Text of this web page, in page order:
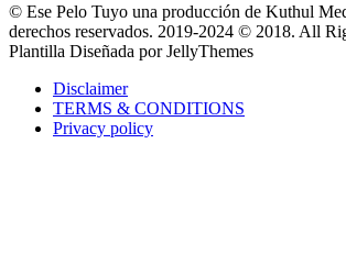
© Ese Pelo Tuyo una producción de Kuthul
derechos reservados. 2019-2024 © 2018. All
Plantilla Diseñada por JellyThemes
Disclaimer
TERMS & CONDITIONS
Privacy policy